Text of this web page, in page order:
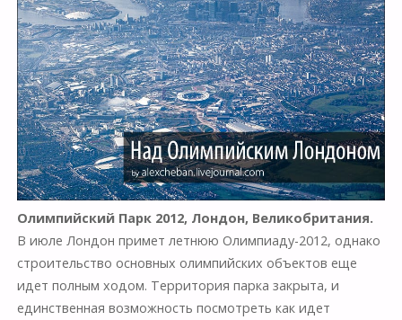
Олимпийский Парк 2012, Лондон, Великобритания.
В июле Лондон примет летнюю Олимпиаду-2012, однако
строительство основных олимпийских объектов еще
идет полным ходом. Территория парка закрыта, и
единственная возможность посмотреть как идет